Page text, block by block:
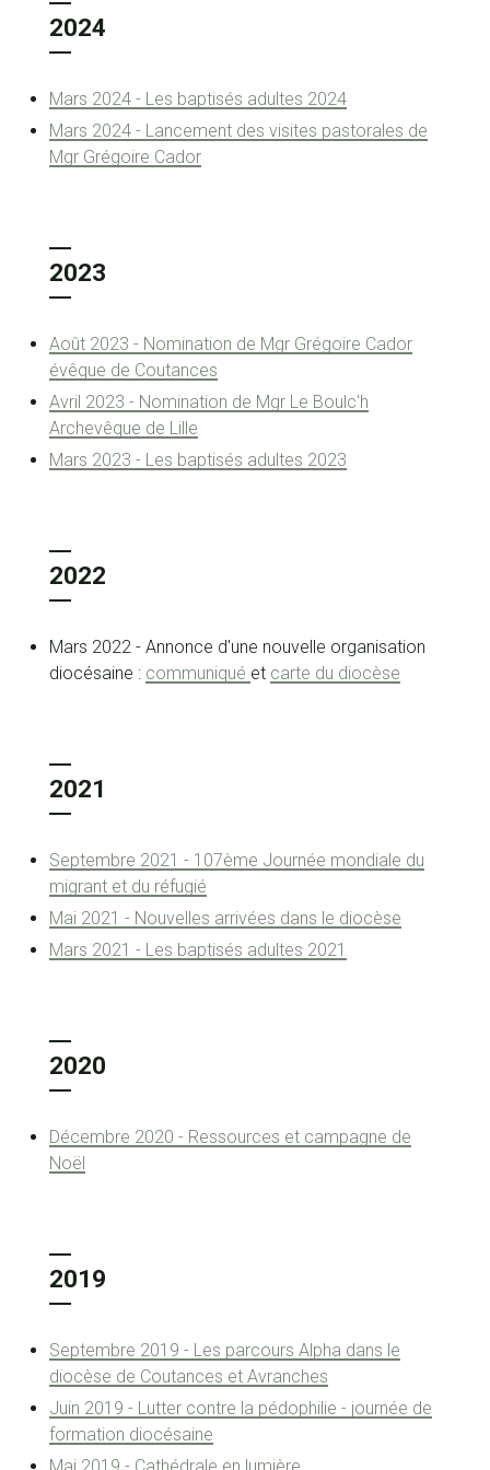
2024
Mars 2024 - Les baptisés adultes 2024
Mars 2024 - Lancement des visites pastorales de
Mgr Grégoire Cador
2023
Août 2023 - Nomination de Mgr Grégoire Cador
évêque de Coutances
Avril 2023 - Nomination de Mgr Le Boulc'h
Archevêque de Lille
Mars 2023 - Les baptisés adultes 2023
2022
Mars 2022 - Annonce d'une nouvelle organisation
diocésaine : communiqué et carte du diocèse
2021
Septembre 2021 - 107ème Journée mondiale du
migrant et du réfugié
Mai 2021 - Nouvelles arrivées dans le diocèse
Mars 2021 - Les baptisés adultes 2021
2020
Décembre 2020 - Ressources et campagne de
Noël
2019
Septembre 2019 - Les parcours Alpha dans le
diocèse de Coutances et Avranches
Juin 2019 - Lutter contre la pédophilie - journée de
formation diocésaine